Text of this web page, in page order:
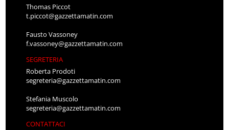
Thomas Piccot
t.piccot@gazzettamatin.com
Fausto Vassoney
f.vassoney@gazzettamatin.com
SEGRETERIA
Roberta Prodoti
segreteria@gazzettamatin.com
Stefania Muscolo
segreteria@gazzettamatin.com
CONTATTACI